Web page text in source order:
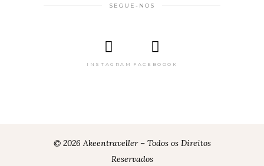
SEGUE-NOS
INSTAGRAM FACEBOOOK
© 2026 Akeentraveller – Todos os Direitos
Reservados